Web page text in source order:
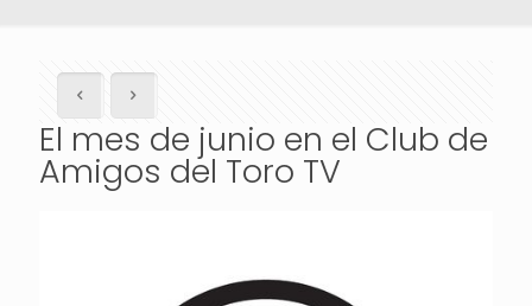
El mes de junio en el Club de
Amigos del Toro TV